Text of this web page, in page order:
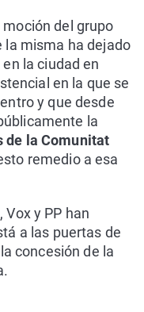
del grupo
la misma ha dejado
la ciudad en
en la que se
y que desde
la
de la Comunitat
remedio a esa
y PP han
a las puertas de
concesión de la